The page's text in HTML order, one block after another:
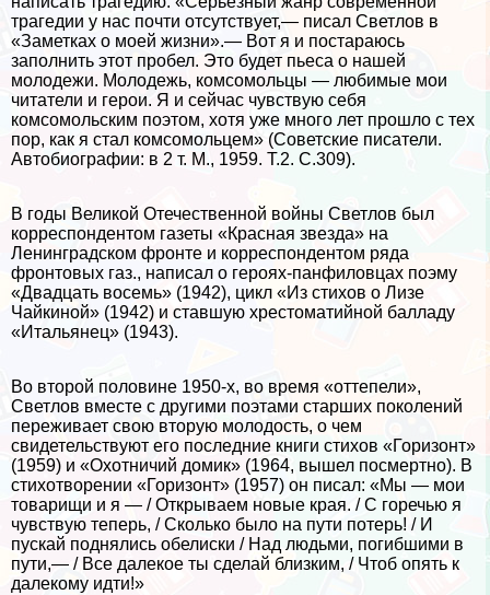
трагедии у нас почти отсутствует,— писал Светлов в
«Заметках о моей жизни».— Вот я и постараюсь
заполнить этот пробел. Это будет пьеса о нашей
молодежи. Молодежь, комсомольцы — любимые мои
читатели и герои. Я и сейчас чувствую себя
комсомольским поэтом, хотя уже много лет прошло с тех
пор, как я стал комсомольцем» (Советские писатели.
Автобиографии: в 2 т. М., 1959. Т.2. С.309).
В годы Великой Отечественной войны Светлов был
корреспондентом газеты «Красная звезда» на
Ленинградском фронте и корреспондентом ряда
фронтовых газ., написал о героях-панфиловцах поэму
«Двадцать восемь» (1942), цикл «Из стихов о Лизе
Чайкиной» (1942) и ставшую хрестоматийной балладу
«Итальянец» (1943).
Во второй половине 1950-х, во время «оттепели»,
Светлов вместе с другими поэтами старших поколений
переживает свою вторую молодость, о чем
свидетельствуют его последние книги стихов «Горизонт»
(1959) и «Охотничий домик» (1964, вышел поcмepтно). В
стихотворении «Горизонт» (1957) он писал: «Мы — мои
товарищи и я — / Открываем новые края. / С горечью я
чувствую теперь, / Сколько было на пути потерь! / И
пускай поднялись обелиски / Над людьми, погибшими в
пути,— / Все далекое ты сделай близким, / Чтоб опять к
далекому идти!»